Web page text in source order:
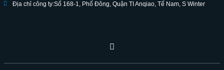
Địa chỉ công ty:Số 168-1, Phố Đông, Quận TI Anqiao, Tế Nam, S Winter